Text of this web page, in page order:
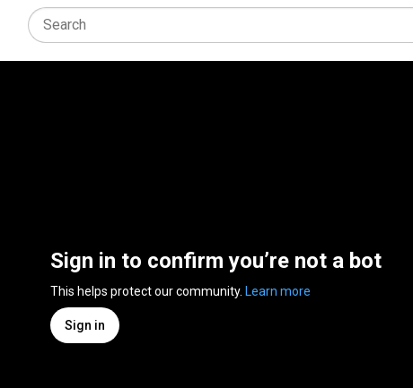
Sign in to confirm you’re not a bot
This helps protect our community. Learn more
Sign in